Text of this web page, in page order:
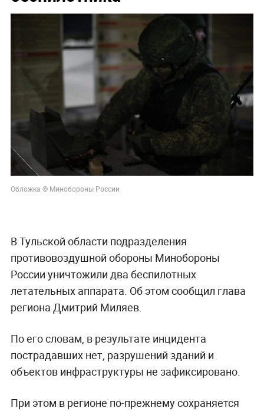
Обложка © Минобороны России
В Тульской области подразделения
противовоздушной обороны Минобороны
России уничтожили два беспилотных
летательных аппарата. Об этом сообщил глава
региона Дмитрий Миляев.
По его словам, в результате инцидента
пострадавших нет, разрушений зданий и
объектов инфраструктуры не зафиксировано.
При этом в регионе по-прежнему сохраняется